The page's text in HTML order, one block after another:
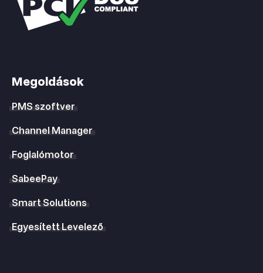
Megoldások
PMS szoftver
Channel Manager
Foglalómotor
SabeePay
Smart Solutions
Egyesített Levelező